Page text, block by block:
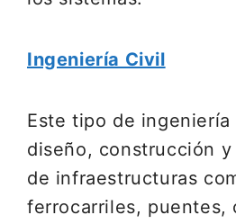
Ingeniería Civil
Este tipo de ingeniería
diseño, construcción
de infraestructuras
ferrocarriles, puentes,